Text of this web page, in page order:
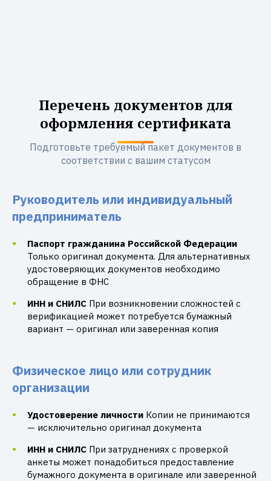
Перечень документов для
оформления сертификата
Подготовьте требуемый пакет документов в
соответствии с вашим статусом
Руководитель или индивидуальный
предприниматель
Паспорт гражданина Российской Федерации
Только оригинал документа. Для альтернативных
удостоверяющих документов необходимо
обращение в ФНС
ИНН и СНИЛС При возникновении сложностей с
верификацией может потребуется бумажный
вариант — оригинал или заверенная копия
Физическое лицо или сотрудник
организации
Удостоверение личности Копии не принимаются
— исключительно оригинал документа
ИНН и СНИЛС При затруднениях с проверкой
анкеты может понадобиться предоставление
бумажного документа в оригинале или заверенной